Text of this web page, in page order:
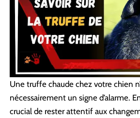
Une truffe chaude chez votre chien
nécessairement un signe d’alarme.
crucial de rester attentif aux